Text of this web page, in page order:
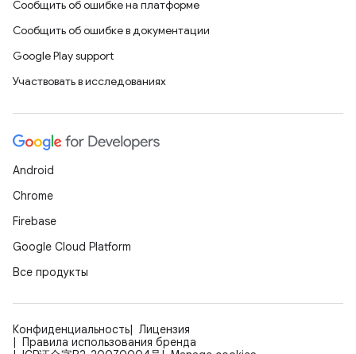
Сообщить об ошибке на платформе
Сообщить об ошибке в документации
Google Play support
Участвовать в исследованиях
Android
Chrome
Firebase
Google Cloud Platform
Все продукты
Конфиденциальность
Лицензия
Правила использования бренда